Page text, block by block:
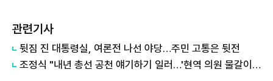
관련기사
뒷짐 진 대통령실, 여론전 나선 야당…주민 고통은 뒷전
조정식 "내년 총선 공천 얘기하기 일러…'현역 의원 물갈이' 들어본 적 없다"